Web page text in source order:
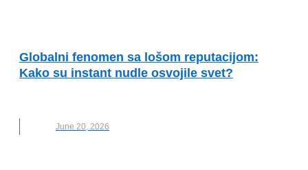
Globalni fenomen sa lošom reputacijom:
Kako su instant nudle osvojile svet?
June 20, 2026